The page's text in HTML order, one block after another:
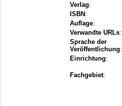
Verlag:
ISBN :
Auflage:
Verwandte URLs:
Sprache der
Veröffentlichung:
Einrichtung:
Fachgebiet: